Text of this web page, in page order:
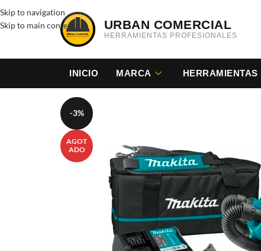
Skip to navigation
Skip to main content
URBAN COMERCIAL
HERRAMIENTAS PROFESIONALES
INICIO MARCA HERRAMIENTAS
-3%
AGOT
ADO